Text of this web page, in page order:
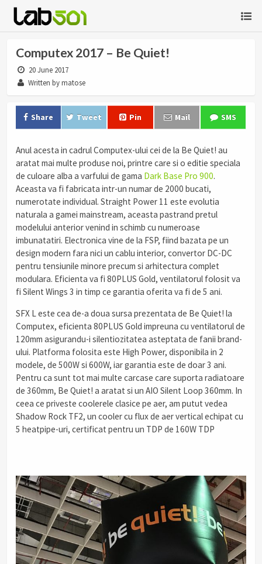
Computex 2017 – Be Quiet!
20 June 2017
Written by matose
Share Tweet Pin Mail SMS
Anul acesta in cadrul Computex-ului cei de la Be Quiet! au
aratat mai multe produse noi, printre care si o editie speciala
de culoare alba a varfului de gama Dark Base Pro 900.
Aceasta va fi fabricata intr-un numar de 2000 bucati,
numerotate individual. Straight Power 11 este evolutia
naturala a gamei mainstream, aceasta pastrand pretul
modelului anterior venind in schimb cu numeroase
imbunatatiri. Electronica vine de la FSP, fiind bazata pe un
design modern fara nici un cablu interior, convertor DC-DC
pentru tensiunile minore precum si arhitectura complet
modulara. Eficienta va fi 80PLUS Gold, ventilatorul folosit va
fi Silent Wings 3 in timp ce garantia oferita va fi de 5 ani.
SFX L este cea de-a doua sursa prezentata de Be Quiet! la
Computex, eficienta 80PLUS Gold impreuna cu ventilatorul de
120mm asigurandu-i silentiozitatea asteptata de fanii brand-
ului. Platforma folosita este High Power, disponibila in 2
modele, de 500W si 600W, iar garantia este de doar 3 ani.
Pentru ca sunt tot mai multe carcase care suporta radiatoare
de 360mm, Be Quiet! a aratat si un AIO Silent Loop 360mm. In
ceea ce priveste coolerele clasice pe aer, am putut vedea
Shadow Rock TF2, un cooler cu flux de aer vertical echipat cu
5 heatpipe-uri, certificat pentru un TDP de 160W TDP